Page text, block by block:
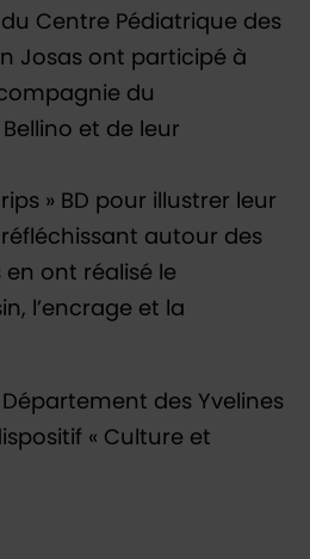
du Centre Pédiatrique des
Josas ont participé à
du
et de leur
» BD pour illustrer leur
réfléchissant autour des
en ont réalisé le
l’encrage et la
des Yvelines
« Culture et